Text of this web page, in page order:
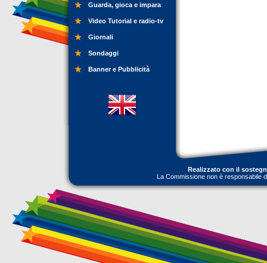
Guarda, gioca e impara
Video Tutorial e radio-tv
Giornali
Sondaggi
Banner e Pubblicità
Realizzato con il
La Commissione non è responsabile